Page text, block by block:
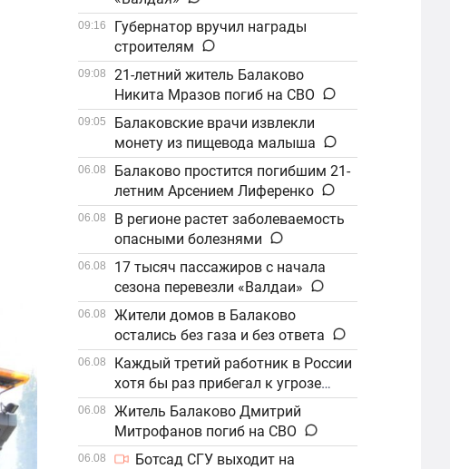
09:16
Губернатор вручил награды
строителям
09:08
21-летний житель Балаково
Никита Мразов погиб на СВО
09:05
Балаковские врачи извлекли
монету из пищевода малыша
06.08
Балаково простится погибшим 21-
летним Арсением Лиференко
06.08
В регионе растет заболеваемость
опасными болезнями
06.08
17 тысяч пассажиров с начала
сезона перевезли «Валдаи»
06.08
Жители домов в Балаково
остались без газа и без ответа
06.08
Каждый третий работник в России
хотя бы раз прибегал к угрозе
увольнения
06.08
Житель Балаково Дмитрий
Митрофанов погиб на СВО
06.08
Ботсад СГУ выходит на